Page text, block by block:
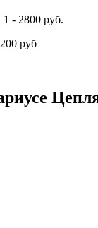
1 - 2800 руб.
200 руб